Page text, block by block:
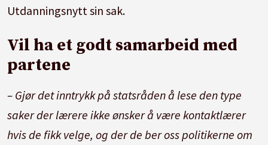
Utdanningsnytt sin sak.
Vil ha et godt samarbeid med
partene
– Gjør det inntrykk på statsråden å lese den type
saker der lærere ikke ønsker å være kontaktlærer
hvis de fikk velge, og der de ber oss politikerne om